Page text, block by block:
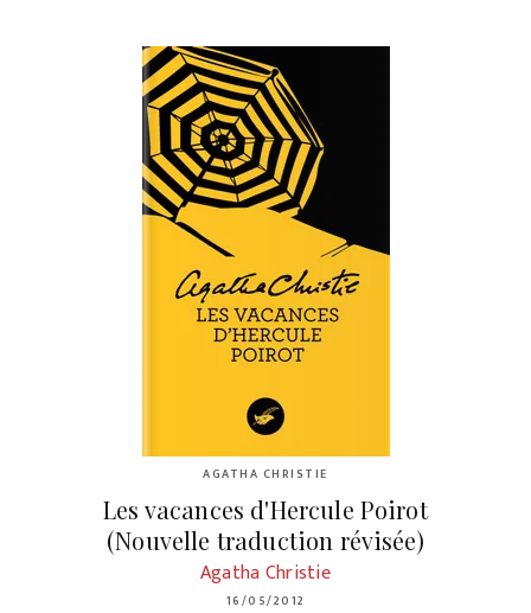
AGATHA CHRISTIE
Les vacances d'Hercule Poirot
(Nouvelle traduction révisée)
Agatha Christie
16/05/2012